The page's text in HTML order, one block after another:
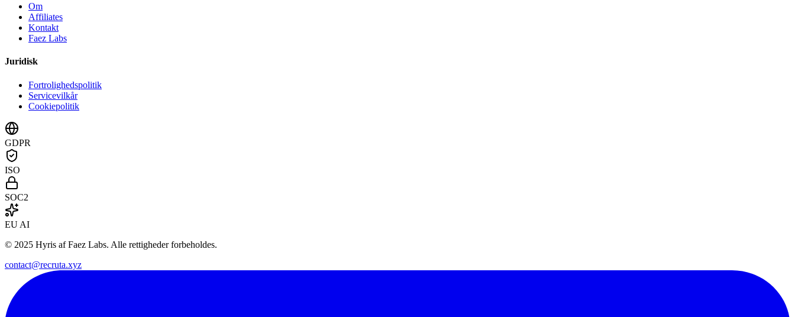
Om
Affiliates
Kontakt
Faez Labs
Juridisk
Fortrolighedspolitik
Servicevilkår
Cookiepolitik
GDPR
ISO
SOC2
EU AI
© 2025 Hyris af Faez Labs. Alle rettigheder forbeholdes.
contact@recruta.xyz